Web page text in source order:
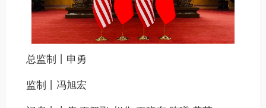
总监制丨申勇
监制丨冯旭宏